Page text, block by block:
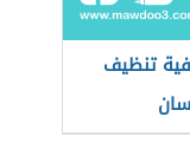
تنظيف